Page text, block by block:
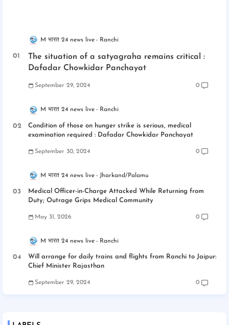
M भारत 24 news live Ranchi
The situation of a satyagraha remains critical :
Dafadar Chowkidar Panchayat
September 29, 2024 0
M भारत 24 news live Ranchi
Condition of those on hunger strike is serious, medical
examination required : Dafadar Chowkidar Panchayat
September 30, 2024 0
M भारत 24 news live Jharkand/Palamu
Medical Officer-in-Charge Attacked While Returning from
Duty; Outrage Grips Medical Community
May 31, 2026 0
M भारत 24 news live Ranchi
Will arrange for daily trains and flights from Ranchi to Jaipur:
Chief Minister Rajasthan
September 29, 2024 0